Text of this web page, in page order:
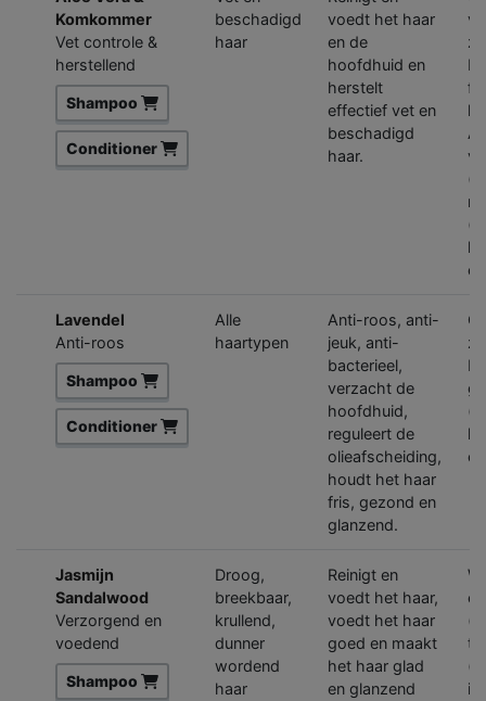
Komkommer
Vet controle &
herstellend
Shampoo
Conditioner
beschadigd
haar
voedt het haar
en de
hoofdhuid en
herstelt
effectief vet en
beschadigd
haar.
Lavendel
Anti-roos
Shampoo
Conditioner
Alle
haartypen
Anti-roos, anti-
jeuk, anti-
bacterieel,
verzacht de
hoofdhuid,
reguleert de
olieafscheiding,
houdt het haar
fris, gezond en
glanzend.
Jasmijn
Sandalwood
Verzorgend en
voedend
Shampoo
Droog,
breekbaar,
krullend,
dunner
wordend
haar
Reinigt en
voedt het haar,
voedt het haar
goed en maakt
het haar glad
en glanzend